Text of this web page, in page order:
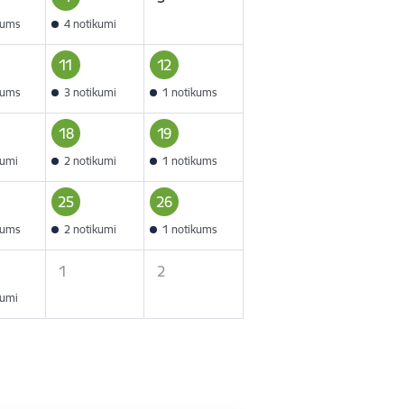
4 notikumi
11
3 notikumi
12
1 notikums
18
2 notikumi
19
1 notikums
25
2 notikumi
26
1 notikums
1 2